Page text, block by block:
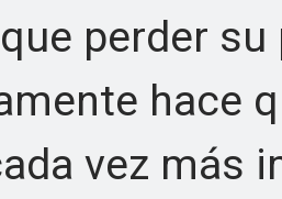
perder
hace
vez más